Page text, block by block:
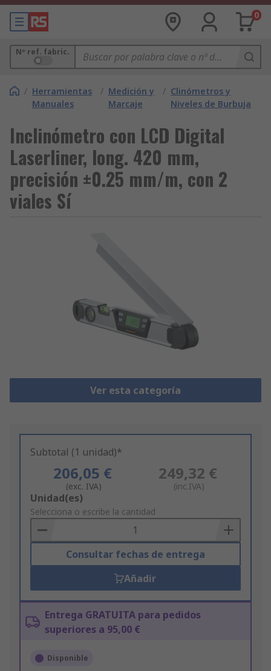
0
Nº ref. fabric.
/ Herramientas
Manuales
/ Medición y
Marcaje
/ Clinómetros y
Niveles de Burbuja
Inclinómetro con LCD Digital
Laserliner, long. 420 mm,
precisión ±0.25 mm/m, con 2
viales Sí
Ver esta categoría
Subtotal (1 unidad)*
206,05 €
(exc. IVA)
249,32 €
(inc.IVA)
Add
to
Basket
Unidad(es)
Selecciona o escribe la cantidad
Consultar fechas de entrega
Añadir
Entrega GRATUITA para pedidos
superiores a 95,00 €
Disponible